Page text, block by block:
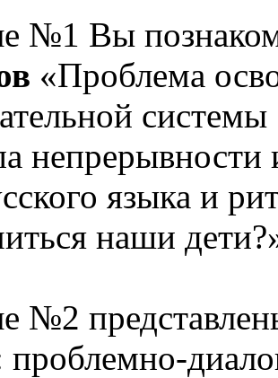
№1 Вы
«Проблема
непрерывности
языка и
наши
№2
проблемно-